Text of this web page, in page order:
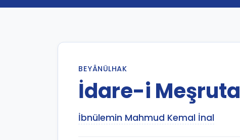
BEYÂNÜLHAK
İdare-i Meşruta
İbnülemin Mahmud Kemal İnal